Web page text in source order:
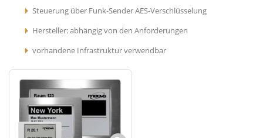
Steuerung über Funk-Sender AES-Verschlüsselung
Hersteller: abhängig von den Anforderungen
vorhandene Infrastruktur verwendbar